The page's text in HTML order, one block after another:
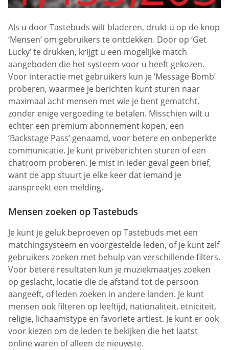
Als u door Tastebuds wilt bladeren, drukt u op de knop
‘Mensen’ om gebruikers te ontdekken. Door op ‘Get
Lucky’ te drukken, krijgt u een mogelijke match
aangeboden die het systeem voor u heeft gekozen.
Voor interactie met gebruikers kun je ‘Message Bomb’
proberen, waarmee je berichten kunt sturen naar
maximaal acht mensen met wie je bent gematcht,
zonder enige vergoeding te betalen. Misschien wilt u
echter een premium abonnement kopen, een
‘Backstage Pass’ genaamd, voor betere en onbeperkte
communicatie. Je kunt privéberichten sturen of een
chatroom proberen. Je mist in ieder geval geen brief,
want de app stuurt je elke keer dat iemand je
aanspreekt een melding.
Mensen zoeken op Tastebuds
Je kunt je geluk beproeven op Tastebuds met een
matchingsysteem en voorgestelde leden, of je kunt zelf
gebruikers zoeken met behulp van verschillende filters.
Voor betere resultaten kun je muziekmaatjes zoeken
op geslacht, locatie die de afstand tot de persoon
aangeeft, of leden zoeken in andere landen. Je kunt
mensen ook filteren op leeftijd, nationaliteit, etniciteit,
religie, lichaamstype en favoriete artiest. Je kunt er ook
voor kiezen om de leden te bekijken die het laatst
online waren of alleen de nieuwste.